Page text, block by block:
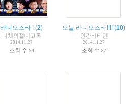
라디오스타 ! (2)
니체의절대고독
2014.11.27
조회 수 94
오늘 라디오스타!!!! (10)
인간비타민
2014.11.27
조회 수 87